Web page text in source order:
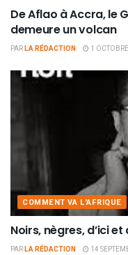
De Aflao à Accra, le
demeure un volcan
PARLA RÉDACTION 1
COMMENT VA L'AFRIQUE
Noirs, nègres, d’ici
PARLA RÉDACTION 14